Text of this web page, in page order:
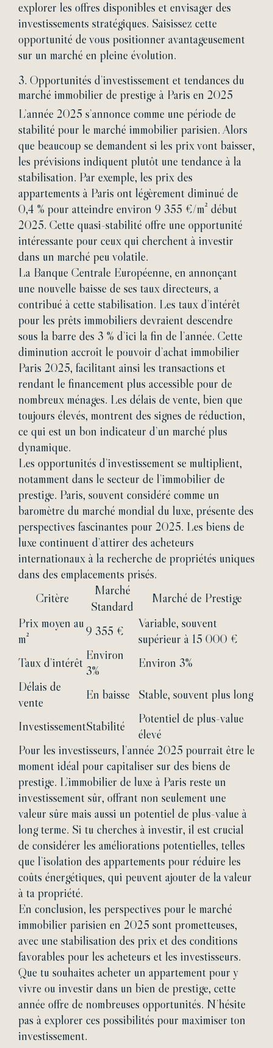
explorer les offres disponibles et envisager des
investissements stratégiques. Saisissez cette
opportunité de vous positionner avantageusement
sur un marché en pleine évolution.
3. Opportunités d’investissement et tendances du
marché immobilier de prestige à Paris en 2025
L’année 2025 s’annonce comme une période de
stabilité pour le marché immobilier parisien. Alors
que beaucoup se demandent si les prix vont baisser,
les prévisions indiquent plutôt une tendance à la
stabilisation. Par exemple, les prix des
appartements à Paris ont légèrement diminué de
0,4 % pour atteindre environ 9 355 €/m² début
2025. Cette quasi-stabilité offre une opportunité
intéressante pour ceux qui cherchent à investir
dans un marché peu volatile.
La Banque Centrale Européenne, en annonçant
une nouvelle baisse de ses taux directeurs, a
contribué à cette stabilisation. Les taux d’intérêt
pour les prêts immobiliers devraient descendre
sous la barre des 3 % d’ici la fin de l’année. Cette
diminution accroît le pouvoir d’achat immobilier
Paris 2025, facilitant ainsi les transactions et
rendant le financement plus accessible pour de
nombreux ménages. Les délais de vente, bien que
toujours élevés, montrent des signes de réduction,
ce qui est un bon indicateur d’un marché plus
dynamique.
Les opportunités d’investissement se multiplient,
notamment dans le secteur de l’immobilier de
prestige. Paris, souvent considéré comme un
baromètre du marché mondial du luxe, présente des
perspectives fascinantes pour 2025. Les biens de
luxe continuent d’attirer des acheteurs
internationaux à la recherche de propriétés uniques
dans des emplacements prisés.
Critère
Marché
Standard
Marché de Prestige
Prix moyen au
m²
9 355 €
Variable, souvent
supérieur à 15 000 €
Taux d’intérêt
Environ
3%
Environ 3%
Délais de
vente
En baisse Stable, souvent plus long
InvestissementStabilité
Potentiel de plus-value
élevé
Pour les investisseurs, l’année 2025 pourrait être le
moment idéal pour capitaliser sur des biens de
prestige. L’immobilier de luxe à Paris reste un
investissement sûr, offrant non seulement une
valeur sûre mais aussi un potentiel de plus-value à
long terme. Si tu cherches à investir, il est crucial
de considérer les améliorations potentielles, telles
que l’isolation des appartements pour réduire les
coûts énergétiques, qui peuvent ajouter de la valeur
à ta propriété.
En conclusion, les perspectives pour le marché
immobilier parisien en 2025 sont prometteuses,
avec une stabilisation des prix et des conditions
favorables pour les acheteurs et les investisseurs.
Que tu souhaites acheter un appartement pour y
vivre ou investir dans un bien de prestige, cette
année offre de nombreuses opportunités. N’hésite
pas à explorer ces possibilités pour maximiser ton
investissement.